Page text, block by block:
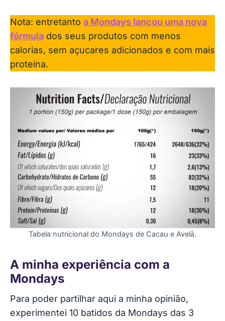
Nota: entretanto a Mondays lançou uma nova
fórmula dos seus produtos com menos
calorias, sem açucares adicionados e com mais
proteína.
Tabela nutricional do Mondays de Cacau e Avelã.
A minha experiência com a
Mondays
Para poder partilhar aqui a minha opinião,
experimentei 10 batidos da Mondays das 3